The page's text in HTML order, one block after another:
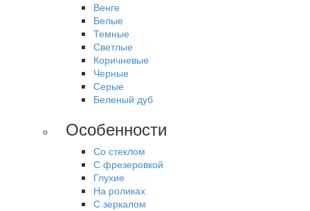
Венге
Белые
Темные
Светлые
Коричневые
Черные
Серые
Беленый дуб
Особенности
Со стеклом
С фрезеровкой
Глухие
На роликах
С зеркалом